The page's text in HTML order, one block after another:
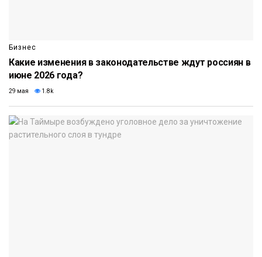
Бизнес
Какие изменения в законодательстве ждут россиян в
июне 2026 года?
29 мая 1.8k